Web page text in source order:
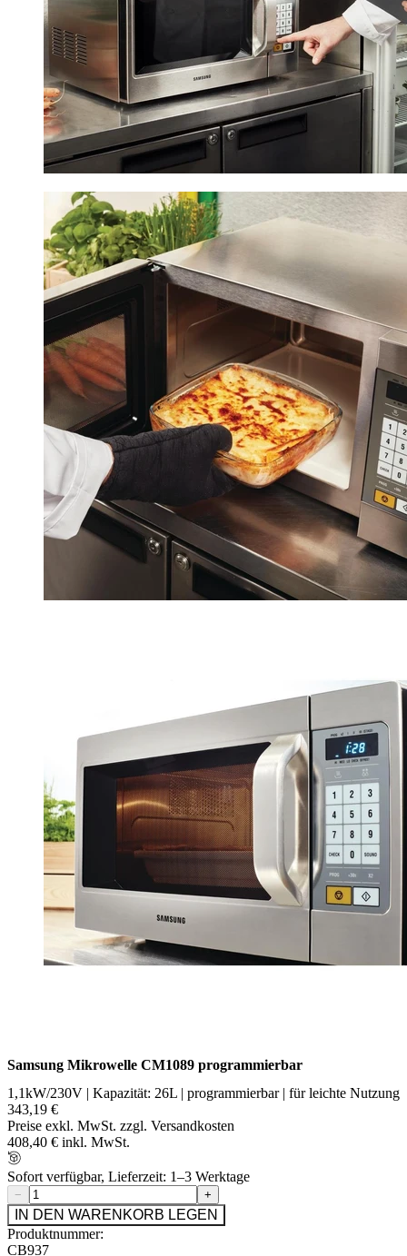
Samsung Mikrowelle CM1089 programmierbar
1,1kW/230V | Kapazität: 26L | programmierbar | für leichte Nutzung
343,19 €
Preise exkl. MwSt. zzgl. Versandkosten
408,40 € inkl. MwSt.
Sofort verfügbar, Lieferzeit: 1–3 Werktage
− +
IN DEN WARENKORB LEGEN
Produktnummer:
CB937